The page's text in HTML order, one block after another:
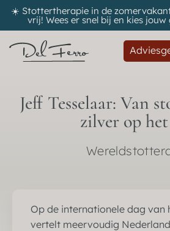
☀️ Stottertherapie in de
vrij! Wees er snel bij en kies jouw
Jeff Tesselaar: Van
zilver op
Op de internationele dag van
vertelt meervoudig